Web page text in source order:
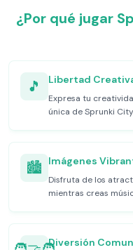
¿Por qué jugar
🎵 Libertad
Expresa tu
única de Sprunki
🏙️ Imágenes
Disfruta de los
mientras creas
Diversión